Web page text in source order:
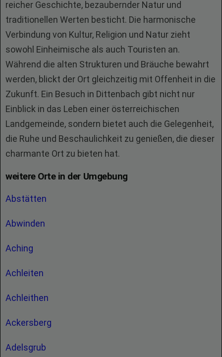
reicher Geschichte, bezaubernder Natur und
traditionellen Werten besticht. Die harmonische
Verbindung von Kultur, Religion und Natur zieht
sowohl Einheimische als auch Touristen an.
Während die alten Strukturen und Bräuche bewahrt
werden, blickt der Ort gleichzeitig mit Offenheit in die
Zukunft. Ein Besuch in Dittenbach gibt nicht nur
Einblick in das Leben einer österreichischen
Landgemeinde, sondern bietet auch die Gelegenheit,
die Ruhe und Beschaulichkeit zu genießen, die dieser
charmante Ort zu bieten hat.
weitere Orte in der Umgebung
Abstätten
Abwinden
Aching
Achleiten
Achleithen
Ackersberg
Adelsgrub